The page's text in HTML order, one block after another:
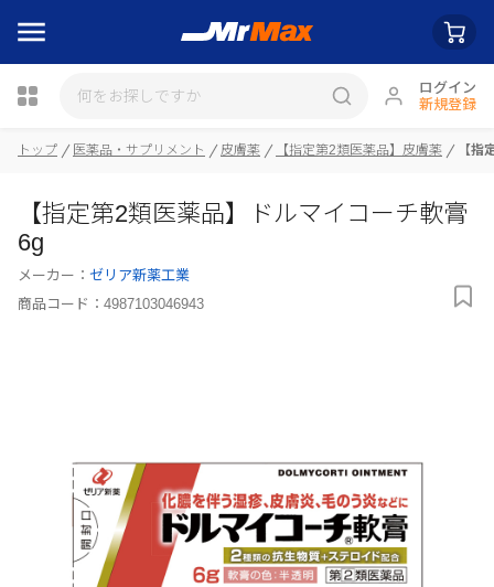
ログイン
新規登録
トップ 医薬品・サプリメント 皮膚薬 【指定第2類医薬品】皮膚薬 【指
【指定第2類医薬品】ドルマイコーチ軟膏
6g
メーカー： ゼリア新薬工業
商品コード： 4987103046943